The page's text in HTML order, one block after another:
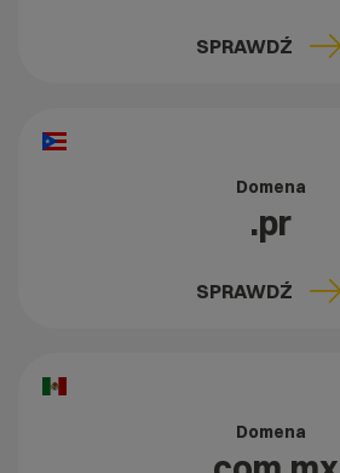
SPRAWDŹ
Domena
.pr
SPRAWDŹ
Domena